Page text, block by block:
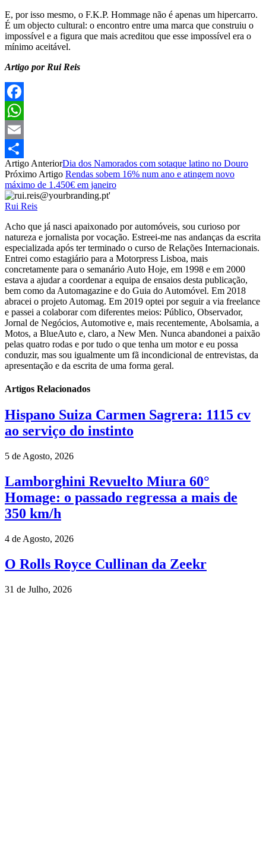
E, por isso mesmo, o F.K.P. Hommage não é apenas um hipercarro.
É um objecto cultural: o encontro entre uma marca que construiu o
impossível e a figura que mais acreditou que esse impossível era o
mínimo aceitável.
Artigo por Rui Reis
Facebook
WhatsApp
Email
Partilhar
Artigo AnteriorDia dos Namorados com sotaque latino no Douro
Próximo Artigo Rendas sobem 16% num ano e atingem novo
máximo de 1.450€ em janeiro
Rui Reis
Acho que já nasci apaixonado por automóveis, sou curioso por
natureza e jornalista por vocação. Estreei-me nas andanças da escrita
especializada após ter terminado o curso de Relações Internacionais.
Entrei como estagiário para a Motorpress Lisboa, mais
concretamente para o semanário Auto Hoje, em 1998 e em 2000
estava a ajudar a coordenar a equipa de ensaios desta publicação,
bem como da Automagazine e do Guia do Automóvel. Em 2018
abracei o projeto Automag. Em 2019 optei por seguir a via freelance
e passei a colaborar com diferentes meios: Público, Observador,
Jornal de Negócios, Automotive e, mais recentemente, Abolsamia, a
Motos, a BlueAuto e, claro, a New Men. Nunca abandonei a paixão
pelas quatro rodas e por tudo o que tenha um motor e eu possa
conduzir, mas sou igualmente um fã incondicional de entrevistas, da
apresentação e da escrita de uma forma geral.
Artigos Relacionados
Hispano Suiza Carmen Sagrera: 1115 cv
ao serviço do instinto
5 de Agosto, 2026
Lamborghini Revuelto Miura 60°
Homage: o passado regressa a mais de
350 km/h
4 de Agosto, 2026
O Rolls Royce Cullinan da Zeekr
31 de Julho, 2026